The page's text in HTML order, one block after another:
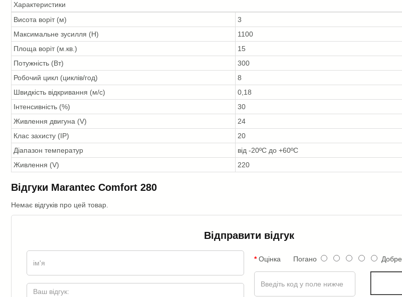
Характеристики
Висота воріт (м)
3
Максимальне зусилля (Н)
1100
Площа воріт (м.кв.)
15
Потужність (Вт)
300
Робочий цикл (циклів/год)
8
Швидкість відкривання (м/с)
0,18
Інтенсивність (%)
30
Живлення двигуна (V)
24
Клас захисту (IP)
20
Діапазон температур
від -20ºС до +60ºС
Живлення (V)
220
Відгуки Marantec Comfort 280
Немає відгуків про цей товар.
Відправити відгук
Оцінка Погано Добре